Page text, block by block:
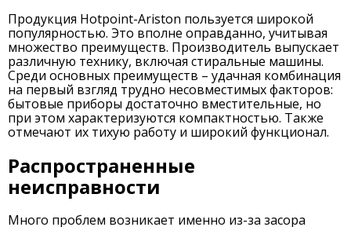
Продукция Hotpoint-Ariston пользуется широкой
популярностью. Это вполне оправданно, учитывая
множество преимуществ. Производитель выпускает
различную технику, включая стиральные машины.
Среди основных преимуществ – удачная комбинация
на первый взгляд трудно несовместимых факторов:
бытовые приборы достаточно вместительные, но
при этом характеризуются компактностью. Также
отмечают их тихую работу и широкий функционал.
Распространенные
неисправности
Много проблем возникает именно из-за засора